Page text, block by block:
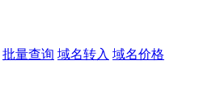
批量查询 域名转入 域名价格